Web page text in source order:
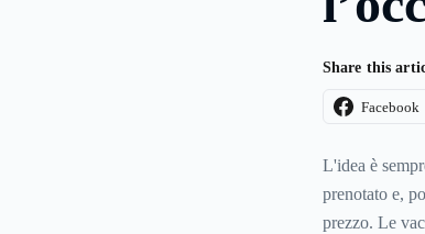
Share this
Facebook
L'idea è
prenotato e,
prezzo. Le